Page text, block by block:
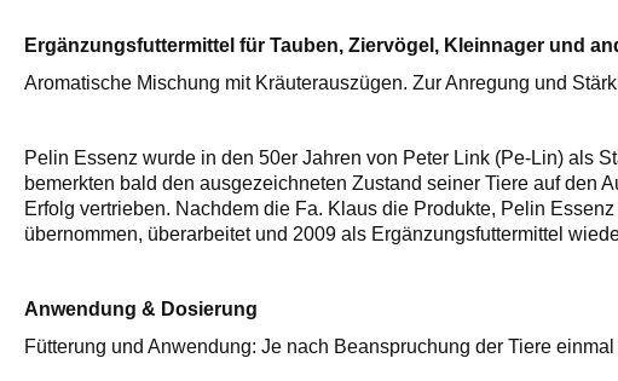
Ergänzungsfuttermittel für Tauben, Ziervögel, Kleinnager und
Aromatische Mischung mit Kräuterauszügen. Zur Anregung und
Pelin Essenz wurde in den 50er Jahren von Peter Link (Pe-Lin) als
bemerkten bald den ausgezeichneten Zustand seiner Tiere auf den
Erfolg vertrieben. Nachdem die Fa. Klaus die Produkte, Pelin
übernommen, überarbeitet und 2009 als Ergänzungsfuttermittel
Anwendung & Dosierung
Fütterung und Anwendung: Je nach Beanspruchung der Tiere